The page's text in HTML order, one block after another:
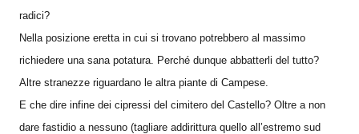
radici?
Nella posizione eretta in cui si trovano potrebbero al massimo
richiedere una sana potatura. Perché dunque abbatterli del tutto?
Altre stranezze riguardano le altra piante di Campese.
E che dire infine dei cipressi del cimitero del Castello? Oltre a non
dare fastidio a nessuno (tagliare addirittura quello all’estremo sud